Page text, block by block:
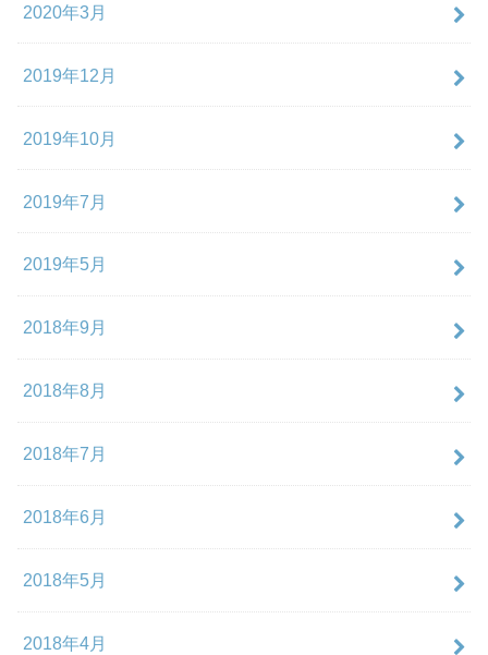
2020年3月
2019年12月
2019年10月
2019年7月
2019年5月
2018年9月
2018年8月
2018年7月
2018年6月
2018年5月
2018年4月